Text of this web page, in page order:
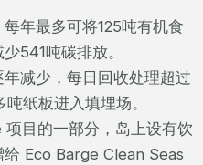
年最多可将125吨有机食
541吨碳排放。
减少，每日回收处理超过
纸板进入填埋场。
目的一部分，岛上设有饮
Eco Barge Clean Seas